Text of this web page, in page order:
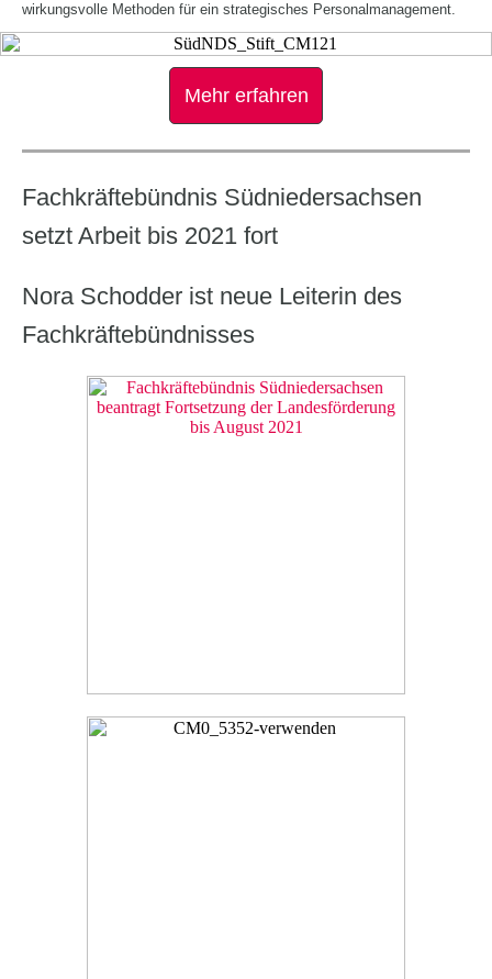
wirkungsvolle Methoden für ein strategisches Personalmanagement.
Mehr erfahren
Fachkräftebündnis Südniedersachsen
setzt Arbeit bis 2021 fort
Nora Schodder ist neue Leiterin des
Fachkräftebündnisses